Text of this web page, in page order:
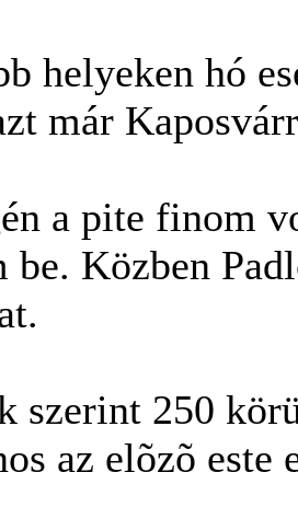
helyeken hó
már
a pite finom
be. Közben
szerint 250
az elõzõ este